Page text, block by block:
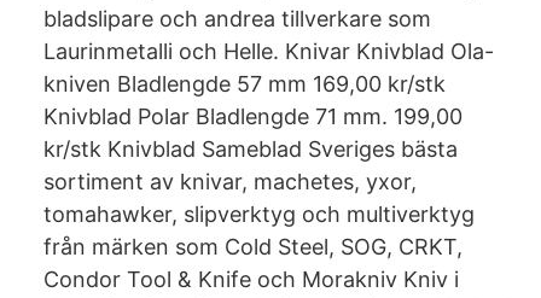
bladslipare och andrea tillverkare som
Laurinmetalli och Helle. Knivar Knivblad Ola-
kniven Bladlengde 57 mm 169,00 kr/stk
Knivblad Polar Bladlengde 71 mm. 199,00
kr/stk Knivblad Sameblad Sveriges bästa
sortiment av knivar, machetes, yxor,
tomahawker, slipverktyg och multiverktyg
från märken som Cold Steel, SOG, CRKT,
Condor Tool & Knife och Morakniv Kniv i